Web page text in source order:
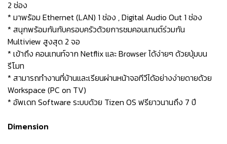
2 ช่อง
* มาพร้อม Ethernet (LAN) 1 ช่อง , Digital Audio Out 1 ช่อง
* สนุกพร้อมกันกับครอบครัวด้วยการชมคอนเทนต์ร่วมกัน
Multiview สูงสุด 2 จอ
* เข้าถึง คอนเทนท์จาก Netflix และ Browser ได้ง่ายๆ ด้วยปุ่มบน
รีโมท
* สามารถทำงานที่บ้านและเรียนผ่านหน้าจอทีวีได้อย่างง่ายดายด้วย
Workspace (PC on TV)
* อัพเดท Software ระบบด้วย Tizen OS ฟรียาวนานถึง 7 ปี
Dimension